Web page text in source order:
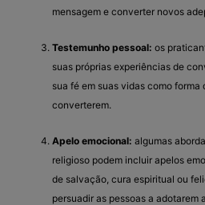
mensagem e converter novos
Testemunho pessoal: os
suas próprias experiências de
sua fé em suas vidas como forma
converterem.
Apelo emocional: algumas
religioso podem incluir apelos
de salvação, cura espiritual ou
persuadir as pessoas a adotarem